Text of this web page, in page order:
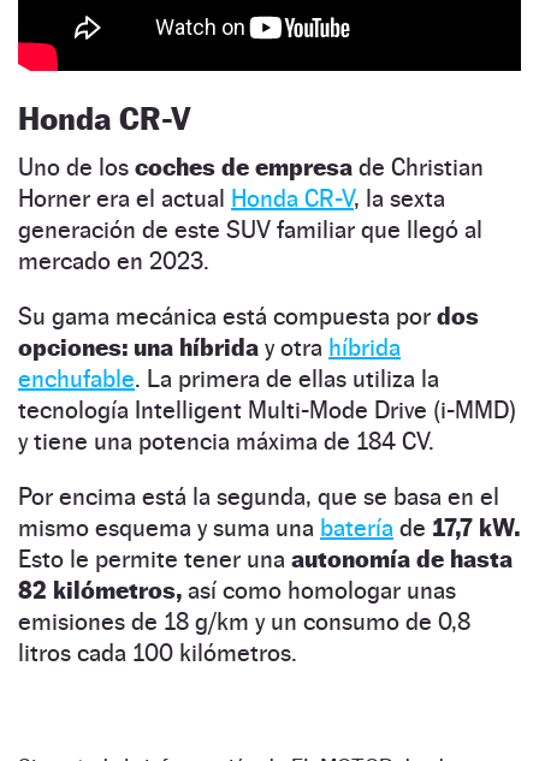
Honda CR-V
Uno de los coches de empresa de Christian
Horner era el actual Honda CR-V, la sexta
generación de este SUV familiar que llegó al
mercado en 2023.
Su gama mecánica está compuesta por dos
opciones: una híbrida y otra híbrida
enchufable. La primera de ellas utiliza la
tecnología Intelligent Multi-Mode Drive (i-MMD)
y tiene una potencia máxima de 184 CV.
Por encima está la segunda, que se basa en el
mismo esquema y suma una batería de 17,7 kW.
Esto le permite tener una autonomía de hasta
82 kilómetros, así como homologar unas
emisiones de 18 g/km y un consumo de 0,8
litros cada 100 kilómetros.